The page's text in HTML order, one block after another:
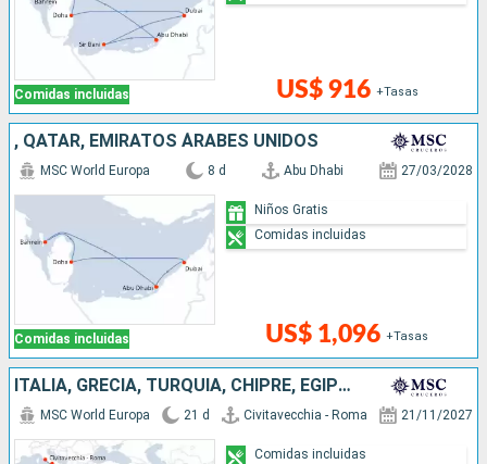
Comidas incluidas US$ 916 +Tasas
, QATAR, EMIRATOS ÁRABES UNIDOS
Comidas incluidas
MSC World Europa 8 d Abu Dhabi 27/03/2028
US$ 1,096 +Tasas
Niños Gratis
Comidas incluidas
ITALIA, GRECIA, TURQUÍA, CHIPRE, EGIPTO, OMAN, QATAR, EMIRATOS ÁRABES UNIDOS
MSC World Europa 21 d Civitavecchia - Roma 21/11/2027
Comidas incluidas